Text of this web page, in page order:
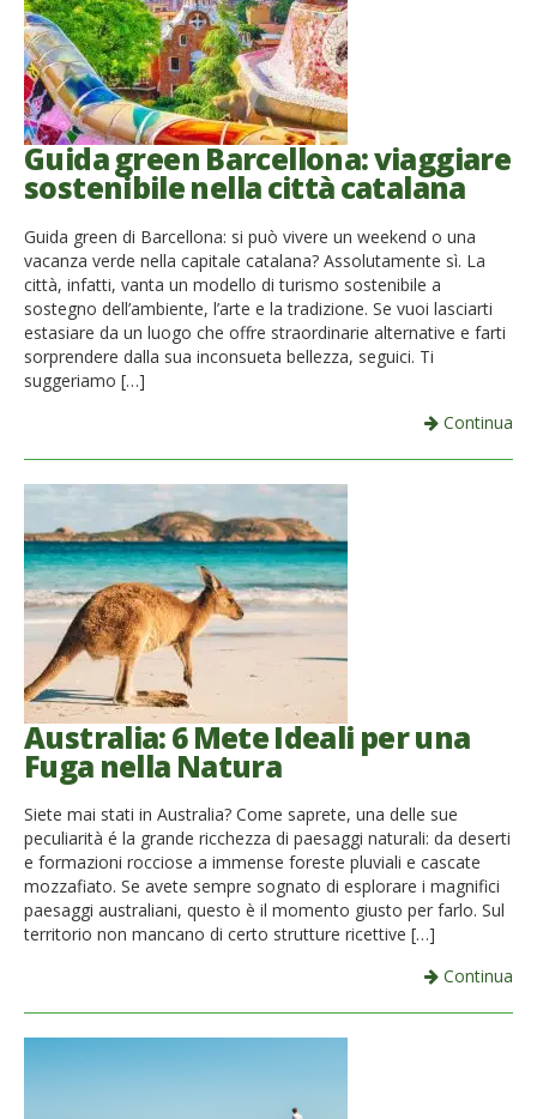
Guida green Barcellona: viaggiare
sostenibile nella città catalana
Guida green di Barcellona: si può vivere un weekend o una
vacanza verde nella capitale catalana? Assolutamente sì. La
città, infatti, vanta un modello di turismo sostenibile a
sostegno dell’ambiente, l’arte e la tradizione. Se vuoi lasciarti
estasiare da un luogo che offre straordinarie alternative e farti
sorprendere dalla sua inconsueta bellezza, seguici. Ti
suggeriamo […]
Continua
Australia: 6 Mete Ideali per una
Fuga nella Natura
Siete mai stati in Australia? Come saprete, una delle sue
peculiarità é la grande ricchezza di paesaggi naturali: da deserti
e formazioni rocciose a immense foreste pluviali e cascate
mozzafiato. Se avete sempre sognato di esplorare i magnifici
paesaggi australiani, questo è il momento giusto per farlo. Sul
territorio non mancano di certo strutture ricettive […]
Continua